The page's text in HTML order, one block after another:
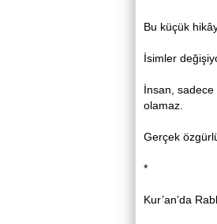
Bu küçük
İsimler
İnsan,
olamaz.
Gerçek
*
Kur’an’da